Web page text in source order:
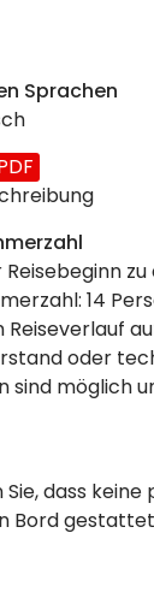
Sprachen
Reisebeginn
14
Reiseverlauf
oder
sind möglich
dass keine
Bord gestattet